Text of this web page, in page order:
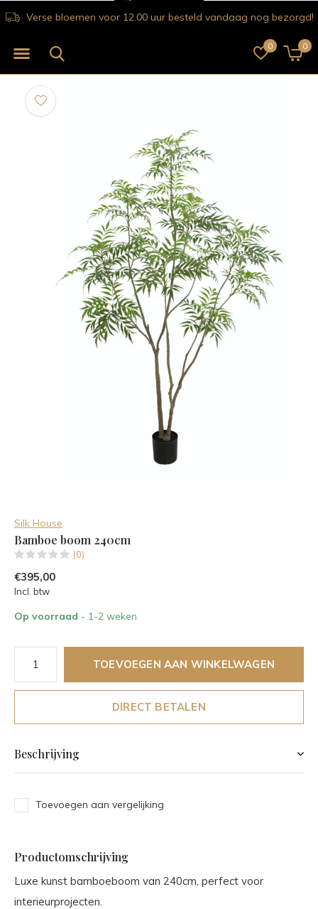
0 0
Verse bloemen voor 12.00 uur besteld vandaag nog bezorgd!
Silk House
Bamboe boom 240cm
(0)
€395,00
Incl. btw
Op voorraad - 1-2 weken
TOEVOEGEN AAN WINKELWAGEN
DIRECT BETALEN
Beschrijving
Toevoegen aan vergelijking
Productomschrijving
Luxe kunst bamboeboom van 240cm, perfect voor
interieurprojecten.